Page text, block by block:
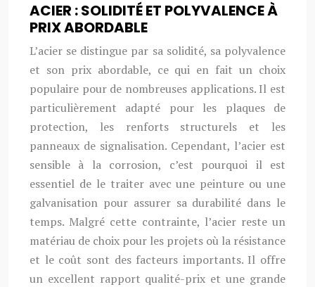
ACIER : SOLIDITÉ ET POLYVALENCE À
PRIX ABORDABLE
L’acier se distingue par sa solidité, sa polyvalence
et son prix abordable, ce qui en fait un choix
populaire pour de nombreuses applications. Il est
particulièrement adapté pour les plaques de
protection, les renforts structurels et les
panneaux de signalisation. Cependant, l’acier est
sensible à la corrosion, c’est pourquoi il est
essentiel de le traiter avec une peinture ou une
galvanisation pour assurer sa durabilité dans le
temps. Malgré cette contrainte, l’acier reste un
matériau de choix pour les projets où la résistance
et le coût sont des facteurs importants. Il offre
un excellent rapport qualité-prix et une grande